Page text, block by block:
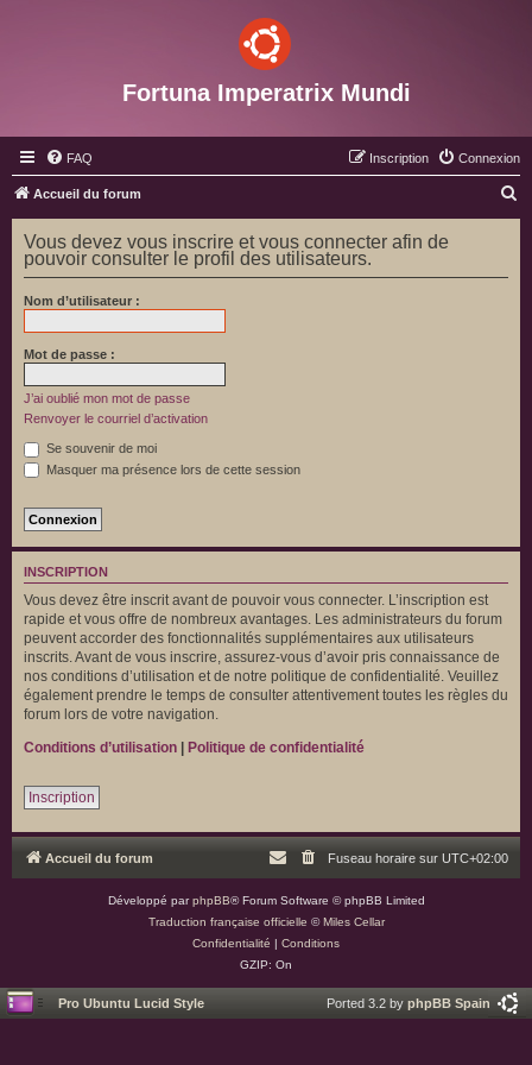
Fortuna Imperatrix Mundi
FAQ Connexion
Inscription
Accueil du forum
e
Vous devez vous inscrire et vous connecter afin de
pouvoir consulter le profil des utilisateurs.
Nom d’utilisateur :
Mot de passe :
J’ai oublié mon mot de passe
Renvoyer le courriel d’activation
Se souvenir de moi
Masquer ma présence lors de cette session
INSCRIPTION
Vous devez être inscrit avant de pouvoir vous connecter. L’inscription est
rapide et vous offre de nombreux avantages. Les administrateurs du forum
peuvent accorder des fonctionnalités supplémentaires aux utilisateurs
inscrits. Avant de vous inscrire, assurez-vous d’avoir pris connaissance de
nos conditions d’utilisation et de notre politique de confidentialité. Veuillez
également prendre le temps de consulter attentivement toutes les règles du
forum lors de votre navigation.
Conditions d’utilisation | Politique de confidentialité
Inscription
Accueil du forum Fuseau horaire sur UTC+02:00
Développé parphpBB® Forum Software © phpBB Limited
Traduction française officielle ©Miles Cellar
Confidentialité | Conditions
GZIP: On
Pro Ubuntu Lucid Style Ported 3.2 by phpBB Spain